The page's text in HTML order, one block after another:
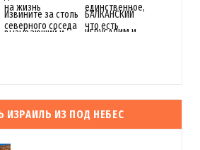
ИЗРАИЛЬ ИЗ ПОД НЕБЕС